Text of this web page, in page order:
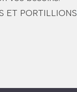
ET PORTILLIONS